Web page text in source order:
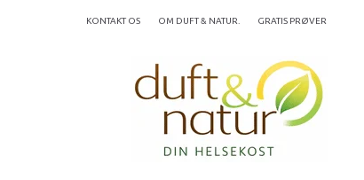
KONTAKT OS OM DUFT & NATUR. GRATIS PRØVER